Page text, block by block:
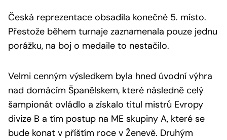
Česká reprezentace obsadila konečné 5. místo.
Přestože během turnaje zaznamenala pouze jednu
porážku, na boj o medaile to nestačilo.
Velmi cenným výsledkem byla hned úvodní výhra
nad domácím Španělskem, které následně celý
šampionát ovládlo a získalo titul mistrů Evropy
divize B a tím postup na ME skupiny A, které se
bude konat v příštím roce v Ženevě. Druhým